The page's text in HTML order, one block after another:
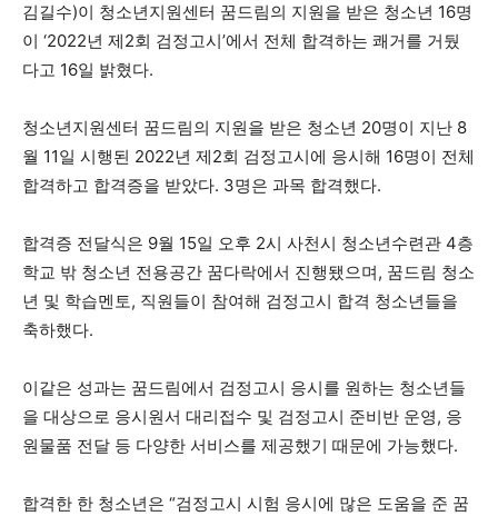
김길수)이 청소년지원센터 꿈드림의 지원을 받은 청소년 16명
이 ‘2022년 제2회 검정고시’에서 전체 합격하는 쾌거를 거뒀
다고 16일 밝혔다.
청소년지원센터 꿈드림의 지원을 받은 청소년 20명이 지난 8
월 11일 시행된 2022년 제2회 검정고시에 응시해 16명이 전체
합격하고 합격증을 받았다. 3명은 과목 합격했다.
합격증 전달식은 9월 15일 오후 2시 사천시 청소년수련관 4층
학교 밖 청소년 전용공간 꿈다락에서 진행됐으며, 꿈드림 청소
년 및 학습멘토, 직원들이 참여해 검정고시 합격 청소년들을
축하했다.
이같은 성과는 꿈드림에서 검정고시 응시를 원하는 청소년들
을 대상으로 응시원서 대리접수 및 검정고시 준비반 운영, 응
원물품 전달 등 다양한 서비스를 제공했기 때문에 가능했다.
합격한 한 청소년은 “검정고시 시험 응시에 많은 도움을 준 꿈